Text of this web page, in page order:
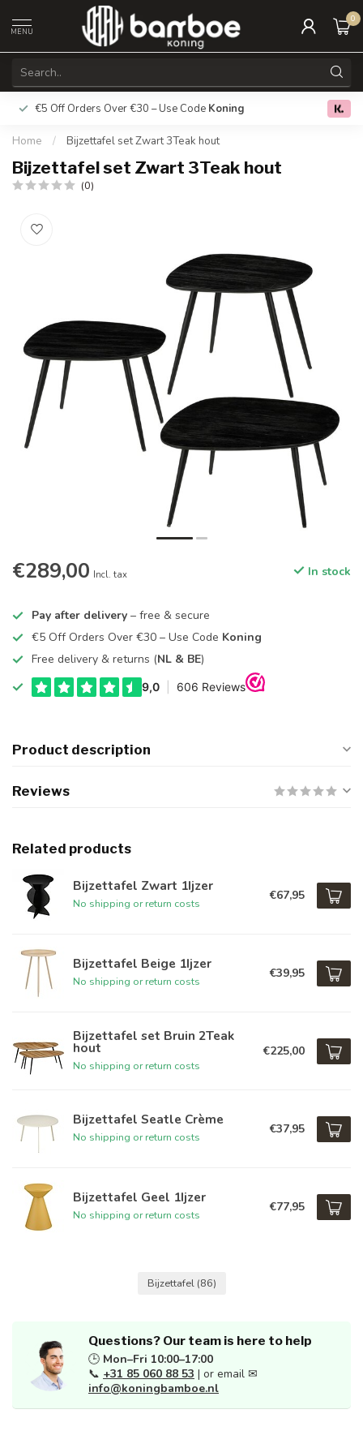
MENU
0
€5 Off Orders Over €30 – Use Code Koning Free
Home / Bijzettafel set Zwart 3Teak hout
Bijzettafel set Zwart 3Teak hout
(0)
€289,00 Incl. tax In stock
Pay after delivery – free & secure
€5 Off Orders Over €30 – Use Code Koning
Free delivery & returns (NL & BE)
Product description
Reviews
Related products
Bijzettafel Zwart 1Ijzer
No shipping or return costs
€67,95
Bijzettafel Beige 1Ijzer
No shipping or return costs
€39,95
Bijzettafel set Bruin 2Teak
hout
No shipping or return costs
€225,00
Bijzettafel Seatle Crème
No shipping or return costs
€37,95
Bijzettafel Geel 1Ijzer
No shipping or return costs
€77,95
Bijzettafel (86)
Questions? Our team is here to help
🕒 Mon–Fri 10:00–17:00
📞 +31 85 060 88 53 | or email ✉
info@koningbamboe.nl